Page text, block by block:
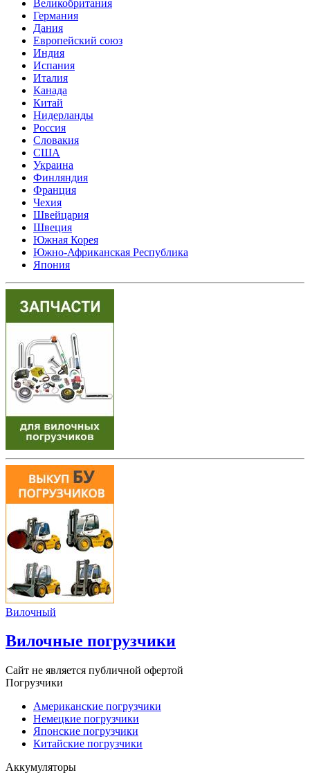
Великобритания
Германия
Дания
Европейский союз
Индия
Испания
Италия
Канада
Китай
Нидерланды
Россия
Словакия
США
Украина
Финляндия
Франция
Чехия
Швейцария
Швеция
Южная Корея
Южно-Африканская Республика
Япония
Вилочный
Вилочные погрузчики
Сайт не является публичной офертой
Погрузчики
Американские погрузчики
Немецкие погрузчики
Японские погрузчики
Китайские погрузчики
Аккумуляторы